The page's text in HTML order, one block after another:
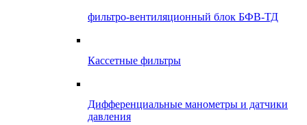
фильтро-вентиляционный блок БФВ-ТД
Кассетные фильтры
Дифференциальные манометры и датчики
давления